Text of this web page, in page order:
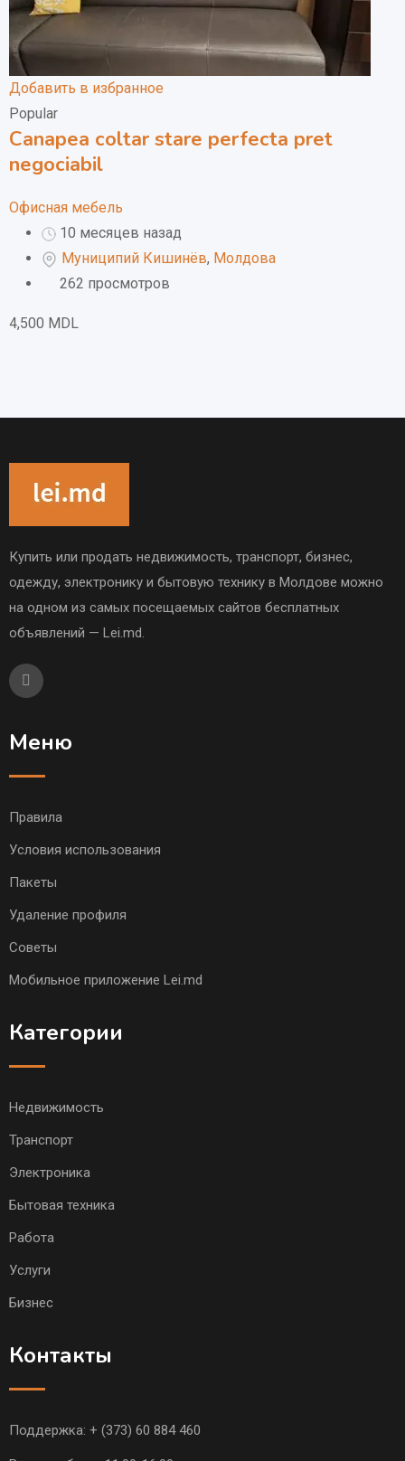
Добавить в избранное
Popular
Canapea coltar stare perfecta pret
negociabil
Офисная мебель
10 месяцев назад
Муниципий Кишинёв, Молдова
262 просмотров
4,500 MDL
Купить или продать недвижимость, транспорт, бизнес,
одежду, электронику и бытовую технику в Молдове можно
на одном из самых посещаемых сайтов бесплатных
объявлений — Lei.md.
Меню
Правила
Условия использования
Пакеты
Удаление профиля
Советы
Мобильное приложение Lei.md
Категории
Недвижимость
Транспорт
Электроника
Бытовая техника
Работа
Услуги
Бизнес
Контакты
Поддержка: + (373) 60 884 460